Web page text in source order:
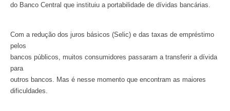
do Banco Central que instituiu a portabilidade de dívidas bancárias.
Com a redução dos juros básicos (Selic) e das taxas de empréstimo
pelos
bancos públicos, muitos consumidores passaram a transferir a dívida
para
outros bancos. Mas é nesse momento que encontram as maiores
dificuldades.